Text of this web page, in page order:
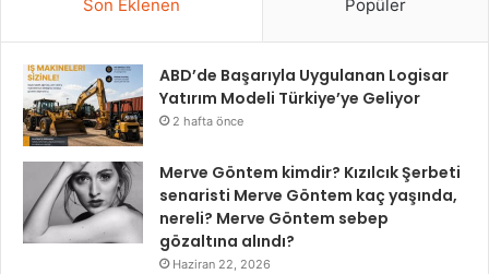
Son Eklenen Popüler
ABD’de Başarıyla Uygulanan Logisar
Yatırım Modeli Türkiye’ye Geliyor
2 hafta önce
Merve Göntem kimdir? Kızılcık Şerbeti
senaristi Merve Göntem kaç yaşında,
nereli? Merve Göntem sebep
gözaltına alındı?
Haziran 22, 2026